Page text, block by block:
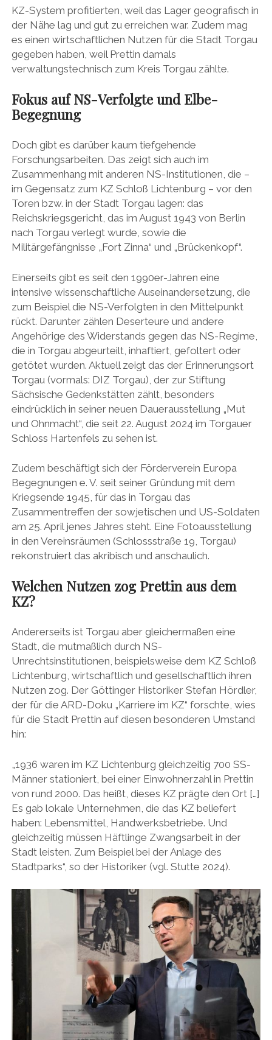
KZ-System profitierten, weil das Lager geografisch in
der Nähe lag und gut zu erreichen war. Zudem mag
es einen wirtschaftlichen Nutzen für die Stadt Torgau
gegeben haben, weil Prettin damals
verwaltungstechnisch zum Kreis Torgau zählte.
Fokus auf NS-Verfolgte und Elbe-
Begegnung
Doch gibt es darüber kaum tiefgehende
Forschungsarbeiten. Das zeigt sich auch im
Zusammenhang mit anderen NS-Institutionen, die –
im Gegensatz zum KZ Schloß Lichtenburg – vor den
Toren bzw. in der Stadt Torgau lagen: das
Reichskriegsgericht, das im August 1943 von Berlin
nach Torgau verlegt wurde, sowie die
Militärgefängnisse „Fort Zinna“ und „Brückenkopf“.
Einerseits gibt es seit den 1990er-Jahren eine
intensive wissenschaftliche Auseinandersetzung, die
zum Beispiel die NS-Verfolgten in den Mittelpunkt
rückt. Darunter zählen Deserteure und andere
Angehörige des Widerstands gegen das NS-Regime,
die in Torgau abgeurteilt, inhaftiert, gefoltert oder
getötet wurden. Aktuell zeigt das der Erinnerungsort
Torgau (vormals: DIZ Torgau), der zur Stiftung
Sächsische Gedenkstätten zählt, besonders
eindrücklich in seiner neuen Dauerausstellung „Mut
und Ohnmacht“, die seit 22. August 2024 im Torgauer
Schloss Hartenfels zu sehen ist.
Zudem beschäftigt sich der Förderverein Europa
Begegnungen e. V. seit seiner Gründung mit dem
Kriegsende 1945, für das in Torgau das
Zusammentreffen der sowjetischen und US-Soldaten
am 25. April jenes Jahres steht. Eine Fotoausstellung
in den Vereinsräumen (Schlossstraße 19, Torgau)
rekonstruiert das akribisch und anschaulich.
Welchen Nutzen zog Prettin aus dem
KZ?
Andererseits ist Torgau aber gleichermaßen eine
Stadt, die mutmaßlich durch NS-
Unrechtsinstitutionen, beispielsweise dem KZ Schloß
Lichtenburg, wirtschaftlich und gesellschaftlich ihren
Nutzen zog. Der Göttinger Historiker Stefan Hördler,
der für die ARD-Doku „Karriere im KZ“ forschte, wies
für die Stadt Prettin auf diesen besonderen Umstand
hin:
„1936 waren im KZ Lichtenburg gleichzeitig 700 SS-
Männer stationiert, bei einer Einwohnerzahl in Prettin
von rund 2000. Das heißt, dieses KZ prägte den Ort […]
Es gab lokale Unternehmen, die das KZ beliefert
haben: Lebensmittel, Handwerksbetriebe. Und
gleichzeitig müssen Häftlinge Zwangsarbeit in der
Stadt leisten. Zum Beispiel bei der Anlage des
Stadtparks“, so der Historiker (vgl. Stutte 2024).